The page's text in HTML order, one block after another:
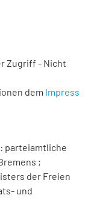
Zugriff - Nicht
dem Impress
parteiamtliche
;
der Freien
und